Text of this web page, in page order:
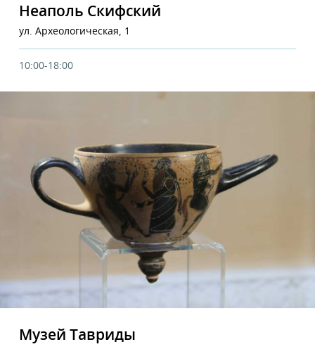
Неаполь Скифский
ул. Археологическая, 1
10:00-18:00
Музей Тавриды